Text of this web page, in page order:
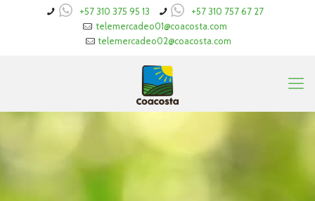
+57 310 375 95 13
+57 310 757 67 27
telemercadeo01@coacosta.com
telemercadeo02@coacosta.com